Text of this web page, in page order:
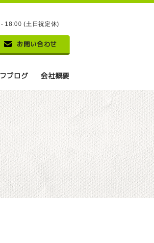
18:00 (土日祝定休)
お問い合わせ
ブログ 会社概要